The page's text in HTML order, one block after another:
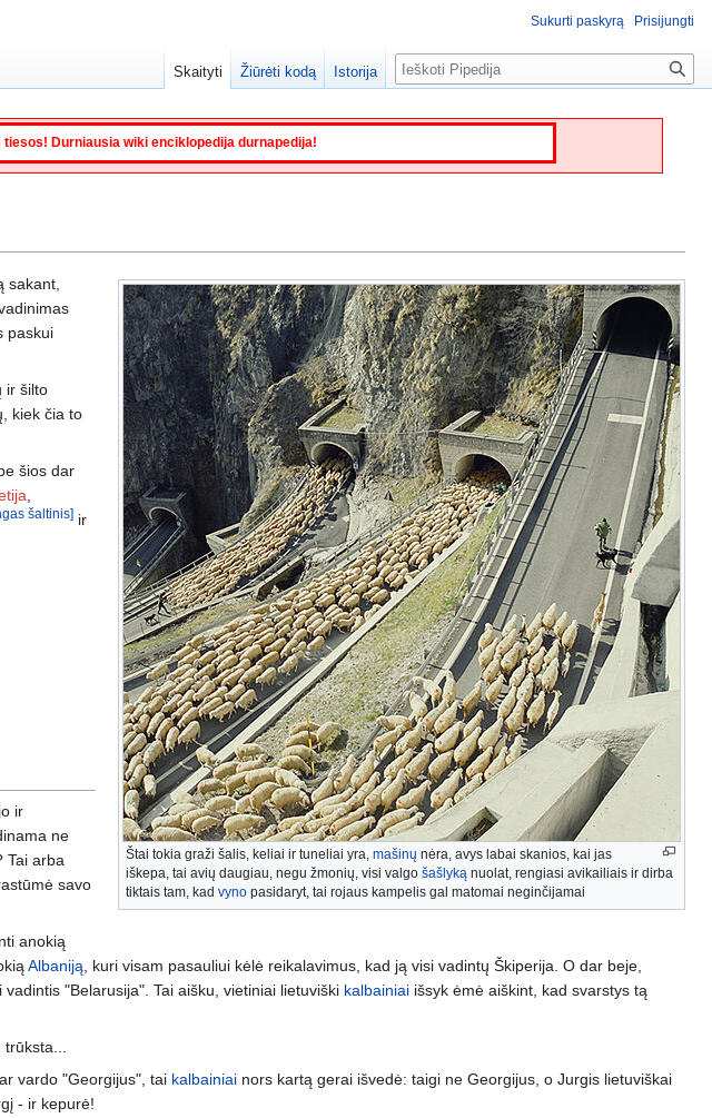
Durniausia wiki enciklopedija durnapedija!
Štai tokia graži šalis, keliai ir tuneliai yra, mašinų nėra, avys labai skanios, kai jas
iškepa, tai avių daugiau, negu žmonių, visi valgo šašlyką nuolat, rengiasi avikailiais ir dirba
tiktais tam, kad vyno pasidaryt, tai rojaus kampelis gal matomai neginčijamai
sakant,
paskui
ir šilto
kiek čia to
šios dar
šaltinis] ir
ir
ne
Tai arba
savo
anokią
Albaniją , kuri visam pasauliui kėlė reikalavimus, kad ją visi vadintų Škiperija. O dar beje,
vadintis "Belarusija". Tai aišku, vietiniai lietuviški kalbainiai išsyk ėmė aiškint, kad svarstys tą
vardo "Georgijus", tai kalbainiai nors kartą gerai išvedė: taigi ne Georgijus, o Jurgis lietuviškai
- ir kepurė!
Sukurti paskyrą Prisijungti
Skaityti Žiūrėti kodą Istorija Paieška